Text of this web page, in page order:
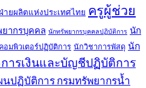
ายผลิตแห่งประเทศไทย ครูผู้ช่วย
ากรบุคคล นักทรัพยากรบุคคลปฏิบัติการ นัก
อมพิวเตอร์ปฏิบัติการ นักวิชาการพัสดุ นัก
ารเงินและบัญชีปฏิบัติการ
ปฏิบัติการ กรมทรัพยากรน้ำ